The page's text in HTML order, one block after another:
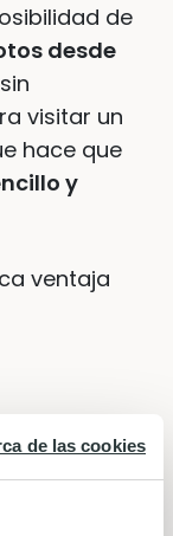
de las cookies
de
desde
visitar un
hace que
y
ventaja
al de